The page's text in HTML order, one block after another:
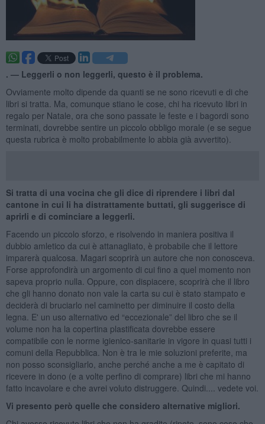
. — Leggerli o non leggerli, questo è il problema.
Ovviamente molto dipende da quanti se ne sono ricevuti e di che
libri si tratta. Ma, comunque stiano le cose, chi ha ricevuto libri in
regalo per Natale, ora che sono passate le feste e i bagordi sono
terminati, dovrebbe sentire un piccolo obbligo morale (e se segue
questa rubrica è molto probabilmente lo abbia già avvertito).
Si tratta di una vocina che gli dice di riprendere i libri dal
cantone in cui li ha distrattamente buttati, gli suggerisce di
aprirli e di cominciare a leggerli.
Facendo un piccolo sforzo, e risolvendo in maniera positiva il
dubbio amletico da cui è attanagliato, è probabile che il lettore
imparerà qualcosa. Magari scoprirà un autore che non conosceva.
Forse approfondirà un argomento di cui fino a quel momento non
sapeva proprio nulla. Oppure, con dispiacere, scoprirà che il libro
che gli hanno donato non vale la carta su cui è stato stampato e
deciderà di bruciarlo nel caminetto per diminuire il costo della
legna. E' un uso alternativo ed “eccezionale” del libro che se il
volume non ha la copertina plastificata dovrebbe essere
compatibile con le norme igienico-sanitarie in vigore in quasi tutti i
comuni della Repubblica. Non è tra le mie soluzioni preferite, ma
non posso sconsigliarlo, anche perché anche a me è capitato di
ricevere in dono (e a volte perfino di comprare) libri che mi hanno
fatto incavolare e che avrei voluto distruggere. Quindi.... vedete voi.
Vi presento però quelle che considero alternative migliori.